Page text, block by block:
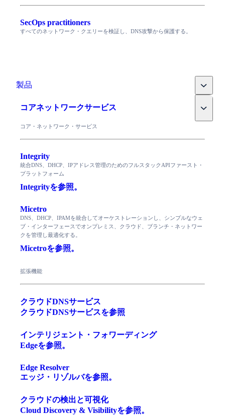
SecOps practitioners
すべてのネットワーク・クエリーを検証し、DNS攻撃から保護する。
製品
コアネットワークサービス
コア・ネットワーク・サービス
Integrity
統合DNS、DHCP、IPアドレス管理のためのフルスタックAPIファースト・
プラットフォーム
Integrityを参照。
Micetro
DNS、DHCP、IPAMを統合してオーケストレーションし、シンプルなウェ
ブ・インターフェースでオンプレミス、クラウド、ブランチ・ネットワー
クを管理し最適化する。
Micetroを参照。
拡張機能
クラウドDNSサービス
クラウドDNSサービスを参照
インテリジェント・フォワーディング
Edgeを参照。
Edge Resolver
エッジ・リゾルバを参照。
クラウドの検出と可視化
Cloud Discovery & Visibilityを参照。